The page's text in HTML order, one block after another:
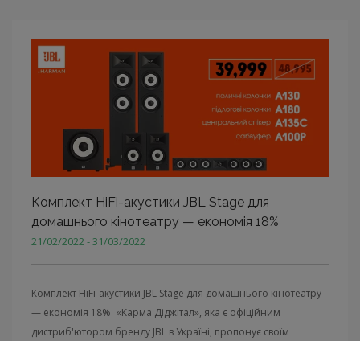
Комплект HiFi-акустики JBL Stage для
домашнього кінотеатру — економія 18%
21/02/2022 - 31/03/2022
Комплект HiFi-акустики JBL Stage для домашнього кінотеатру
— економія 18% «Карма Діджітал», яка є офіційним
дистриб'ютором бренду JBL в Україні, пропонує своїм